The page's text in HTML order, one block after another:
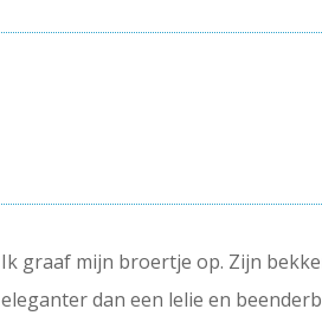
Ik graaf mijn broertje op. Zijn
eleganter dan een lelie en